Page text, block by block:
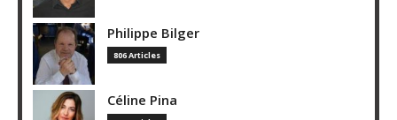
Philippe Bilger
806 Articles
Céline Pina